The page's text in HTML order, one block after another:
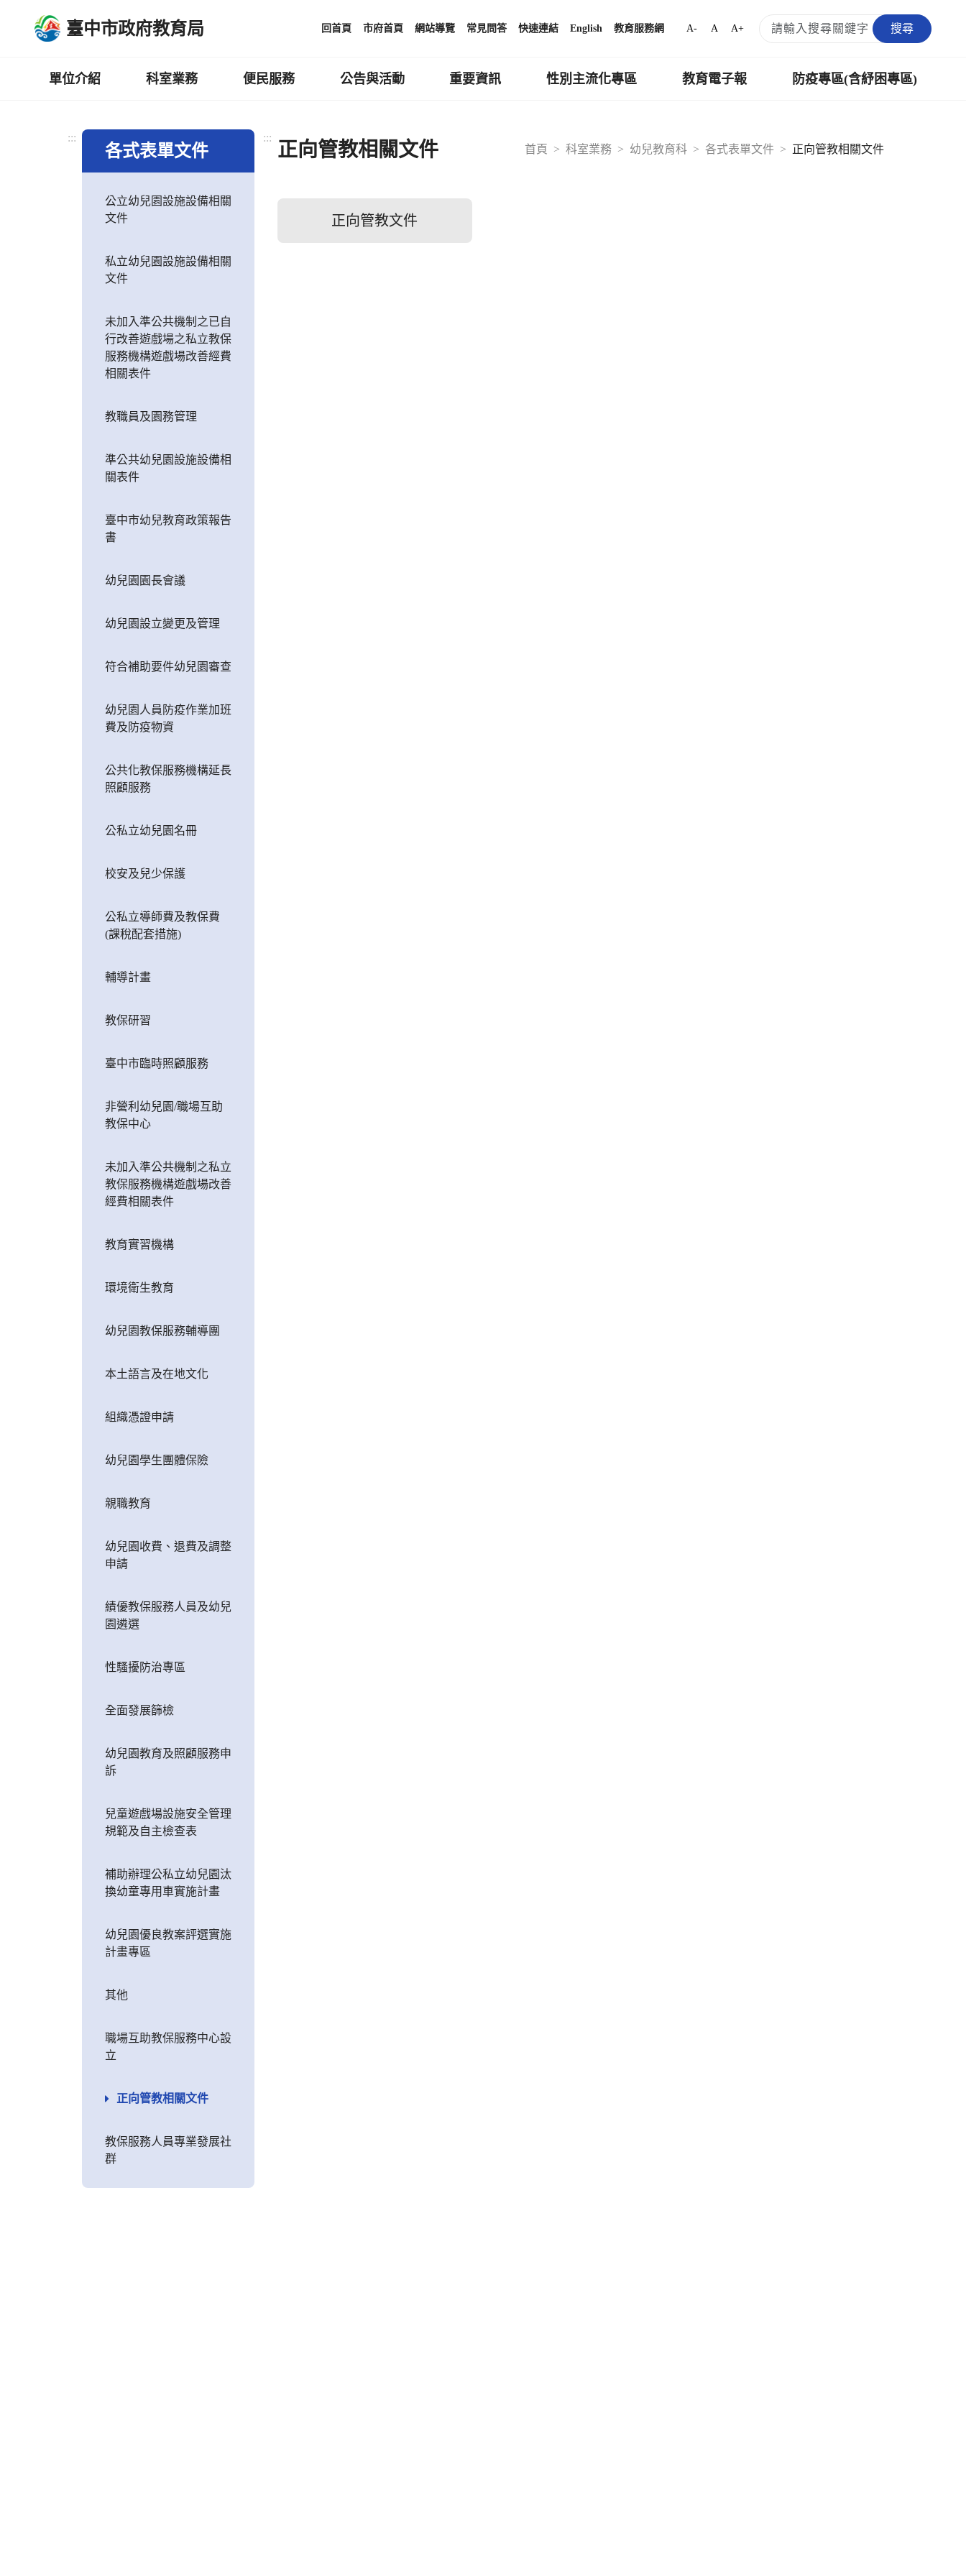
臺中市政府教育局 回首頁 市府首頁 網站導覽 常見問答 快速連結 English 教育服務網 A- A A+ 搜尋
單位介紹 科室業務 便民服務 公告與活動 重要資訊 性別主流化專區 教育電子報 防疫專區(含紓困專區)
:::
各式表單文件
公立幼兒園設施設備相關
文件
私立幼兒園設施設備相關
文件
未加入準公共機制之已自
行改善遊戲場之私立教保
服務機構遊戲場改善經費
相關表件
教職員及園務管理
準公共幼兒園設施設備相
關表件
臺中市幼兒教育政策報告
書
幼兒園園長會議
幼兒園設立變更及管理
符合補助要件幼兒園審查
幼兒園人員防疫作業加班
費及防疫物資
公共化教保服務機構延長
照顧服務
公私立幼兒園名冊
校安及兒少保護
公私立導師費及教保費
(課稅配套措施)
輔導計畫
教保研習
臺中市臨時照顧服務
非營利幼兒園/職場互助
教保中心
未加入準公共機制之私立
教保服務機構遊戲場改善
經費相關表件
教育實習機構
環境衛生教育
幼兒園教保服務輔導團
本土語言及在地文化
組織憑證申請
幼兒園學生團體保險
親職教育
幼兒園收費、退費及調整
申請
績優教保服務人員及幼兒
園遴選
性騷擾防治專區
全面發展篩檢
幼兒園教育及照顧服務申
訴
兒童遊戲場設施安全管理
規範及自主檢查表
補助辦理公私立幼兒園汰
換幼童專用車實施計畫
幼兒園優良教案評選實施
計畫專區
其他
職場互助教保服務中心設
立
正向管教相關文件
教保服務人員專業發展社
群
:::
首頁
科室業務 幼兒教育科 各式表單文件 正向管教相關文件
正向管教相關文件
正向管教文件